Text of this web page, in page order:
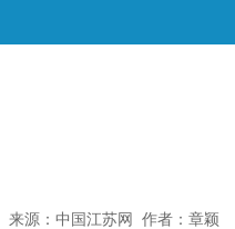
来源：中国江苏网 作者：章颖